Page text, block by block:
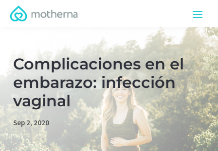
Complicaciones en el
embarazo: infección
vaginal
Sep 2, 2020